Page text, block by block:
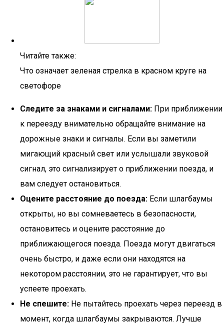
Читайте также:
Что означает зеленая стрелка в красном круге на
светофоре
Следите за знаками и сигналами: При приближении
к переезду внимательно обращайте внимание на
дорожные знаки и сигналы. Если вы заметили
мигающий красный свет или услышали звуковой
сигнал, это сигнализирует о приближении поезда, и
вам следует остановиться.
Оцените расстояние до поезда: Если шлагбаумы
открыты, но вы сомневаетесь в безопасности,
остановитесь и оцените расстояние до
приближающегося поезда. Поезда могут двигаться
очень быстро, и даже если они находятся на
некотором расстоянии, это не гарантирует, что вы
успеете проехать.
Не спешите: Не пытайтесь проехать через переезд в
момент, когда шлагбаумы закрываются. Лучше